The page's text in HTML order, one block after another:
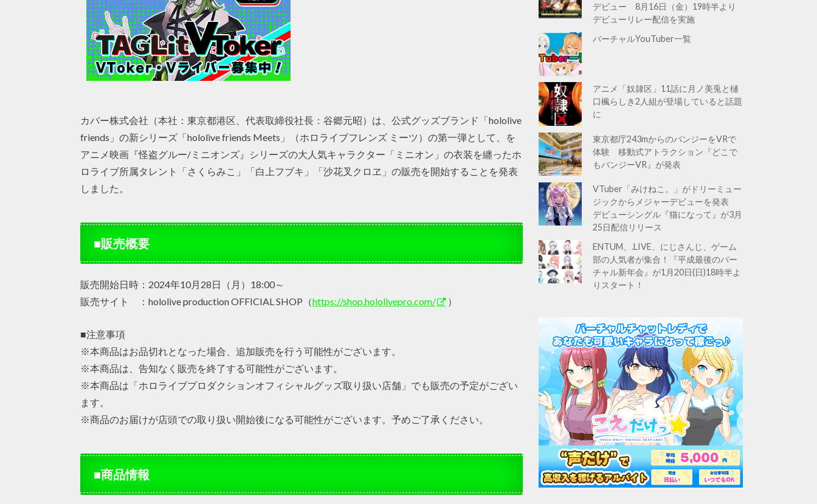
カバー株式会社（本社：東京都港区、代表取締役社⻑：⾕郷元昭）は、公式グッズブランド「hololive
friends」の新シリーズ「hololive friends Meets」（ホロライブフレンズ ミーツ）の第一弾として、を
アニメ映画『怪盗グルー/ミニオンズ』シリーズの大人気キャラクター「ミニオン」の衣装を纏ったホ
ロライブ所属タレント「さくらみこ」「白上フブキ」「沙花叉クロヱ」の販売を開始することを発表
しました。
■販売概要
販売開始日時：2024年10月28日（月）18:00～
販売サイト ：hololive production OFFICIAL SHOP（https://shop.hololivepro.com/ ）
■注意事項
※本商品はお品切れとなった場合、追加販売を行う可能性がございます。
※本商品は、告知なく販売を終了する可能性がございます。
※本商品は「ホロライブプロダクションオフィシャルグッズ取り扱い店舗」でも販売の予定がござい
ます。
※商品のお届けが店頭での取り扱い開始後になる可能性がございます。予めご了承ください。
■商品情報
デビュー 8月16日（金）19時半より
デビューリレー配信を実施
バーチャルYouTuber一覧
アニメ「奴隷区」11話に月ノ美兎と樋
口楓らしき2人組が登場していると話題
に
東京都庁243mからのバンジーをVRで
体験 移動式アトラクション『どこで
もバンジーVR』が発表
VTuber「みけねこ。」がドリーミュー
ジックからメジャーデビューを発表
デビューシングル『猫になって』が3月
25日配信リリース
ENTUM、.LIVE、にじさんじ、ゲーム
部の人気者が集合！『平成最後のバー
チャル新年会』が1月20日(日)18時半よ
りスタート！